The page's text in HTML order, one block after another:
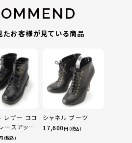
たお客様が見ている商品
レザー ココ
ースアップ
ショート
(税込)
シャネル ブーツ
17,600円 (税込)